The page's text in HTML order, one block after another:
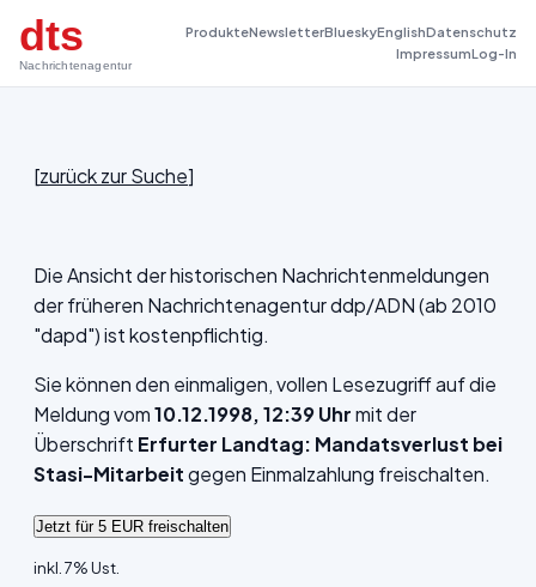
dts
Nachrichtenagentur
ProdukteNewsletterBlueskyEnglishDatenschutz
ImpressumLog-In
[zurück zur Suche]
Die Ansicht der historischen Nachrichtenmeldungen
der früheren Nachrichtenagentur ddp/ADN (ab 2010
"dapd") ist kostenpflichtig.
Sie können den einmaligen, vollen Lesezugriff auf die
Meldung vom10.12.1998, 12:39 Uhrmit der
Überschrift Erfurter Landtag: Mandatsverlust bei
Stasi-Mitarbeitgegen Einmalzahlung freischalten.
inkl. 7% Ust.